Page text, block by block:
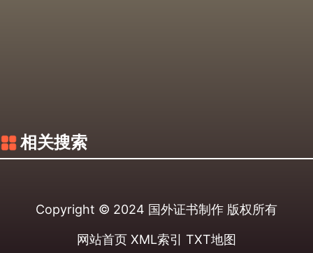
相关搜索
Copyright © 2024 国外证书制作 版权所有
网站首页 XML索引 TXT地图